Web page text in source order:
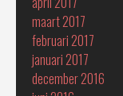
maart 2017
februari 2017
januari 2017
december 2016